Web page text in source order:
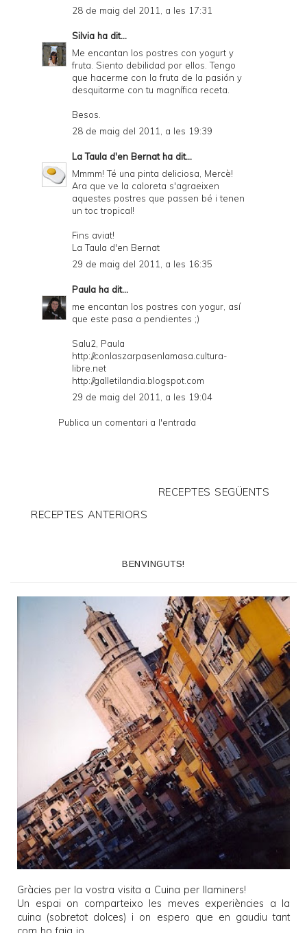
28 de maig del 2011, a les 17:31
Silvia ha dit...
Me encantan los postres con yogurt y
fruta. Siento debilidad por ellos. Tengo
que hacerme con la fruta de la pasión y
desquitarme con tu magnífica receta.
Besos.
28 de maig del 2011, a les 19:39
La Taula d'en Bernatha dit...
Mmmm! Té una pinta deliciosa, Mercè!
Ara que ve la caloreta s'agraeixen
aquestes postres que passen bé i tenen
un toc tropical!
Fins aviat!
La Taula d'en Bernat
29 de maig del 2011, a les 16:35
Paula ha dit...
me encantan los postres con yogur, así
que este pasa a pendientes ;)
Salu2, Paula
http://conlaszarpasenlamasa.cultura-
libre.net
http://galletilandia.blogspot.com
29 de maig del 2011, a les 19:04
Publica un comentari a l'entrada
RECEPTES SEGÜENTS
RECEPTES ANTERIORS
BENVINGUTS!
Gràcies per la vostra visita a Cuina per llaminers!
Un espai on comparteixo les meves experiències a la
cuina (sobretot dolces) i on espero que en gaudiu tant